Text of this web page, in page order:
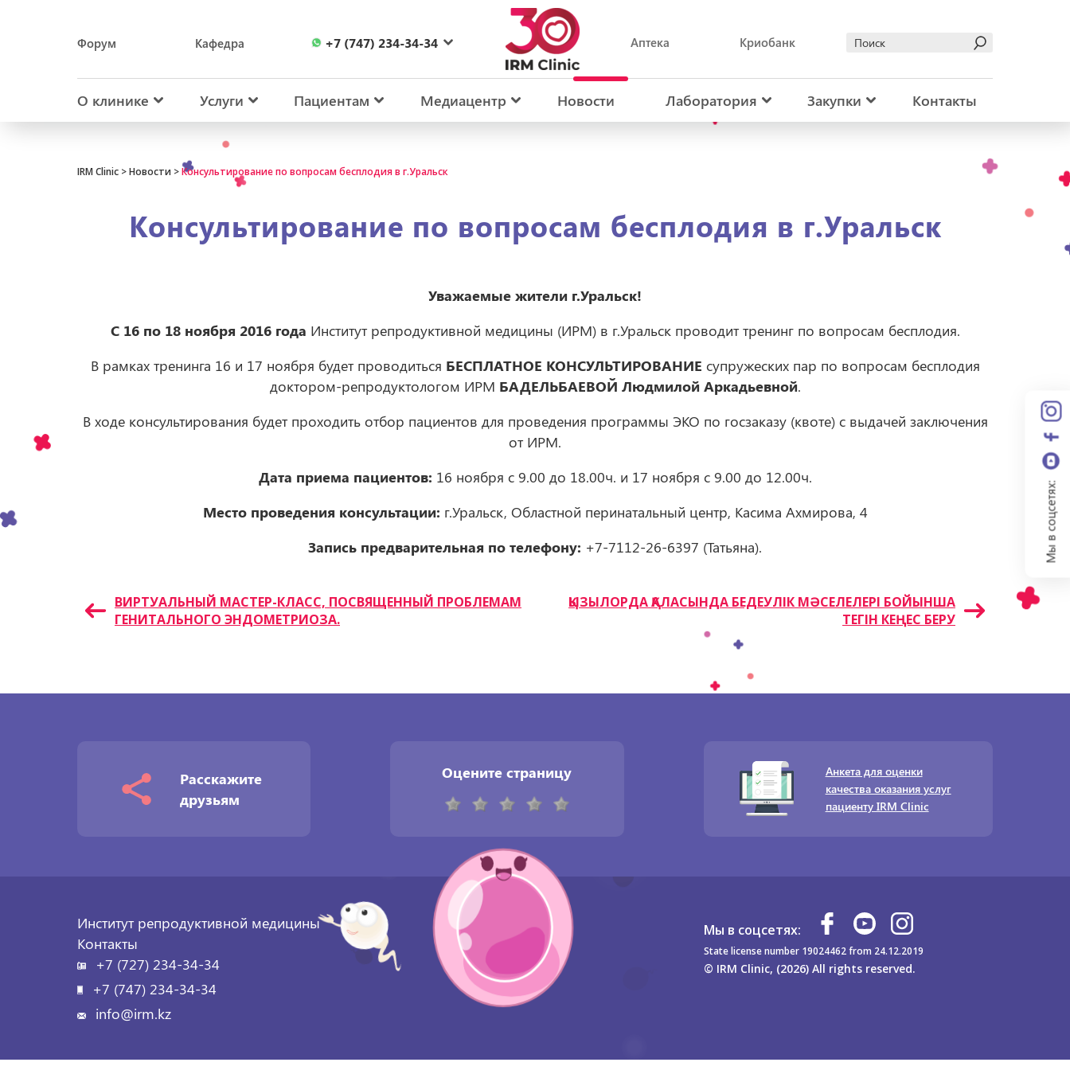
Форум Кафедра
+7 (747) 234-34-34
Аптека Криобанк
О клинике Услуги Пациентам Медиацентр Новости Лаборатория Закупки Контакты
IRM Clinic >Новости >Консультирование по вопросам бесплодия в г.Уральск
Консультирование по вопросам бесплодия в г.Уральск
Уважаемые жители г.Уральск!
С 16 по 18 ноября 2016 года Институт репродуктивной медицины (ИРМ) в г.Уральск проводит тренинг по вопросам бесплодия.
В рамках тренинга 16 и 17 ноября будет проводиться БЕСПЛАТНОЕ КОНСУЛЬТИРОВАНИЕ супружеских пар по вопросам бесплодия
доктором-репродуктологом ИРМ БАДЕЛЬБАЕВОЙ Людмилой Аркадьевной.
В ходе консультирования будет проходить отбор пациентов для проведения программы ЭКО по госзаказу (квоте) с выдачей заключения
от ИРМ.
Дата приема пациентов: 16 ноября с 9.00 до 18.00ч. и 17 ноября с 9.00 до 12.00ч.
Место проведения консультации: г.Уральск, Областной перинатальный центр, Касима Ахмирова, 4
Запись предварительная по телефону: +7-7112-26-6397 (Татьяна).
Навигация
ҚЫЗЫЛОРДА ҚАЛАСЫНДА БЕДЕУЛІК МӘСЕЛЕЛЕРІ БОЙЫНША
ТЕГІН КЕҢЕС БЕРУ
ВИРТУАЛЬНЫЙ МАСТЕР-КЛАСС, ПОСВЯЩЕННЫЙ ПРОБЛЕМАМ
ГЕНИТАЛЬНОГО ЭНДОМЕТРИОЗА.
Расскажите
друзьям
Оцените страницу
Анкета для оценки
качества оказания услуг
пациенту IRM Clinic
Институт репродуктивной медицины
Контакты
+7 (727) 234-34-34
+7 (747) 234-34-34
info@irm.kz
Мы в соцсетях:
State license number 19024462 from 24.12.2019
© IRM Clinic, (2026) All rights reserved.
Мы в соцсетях: